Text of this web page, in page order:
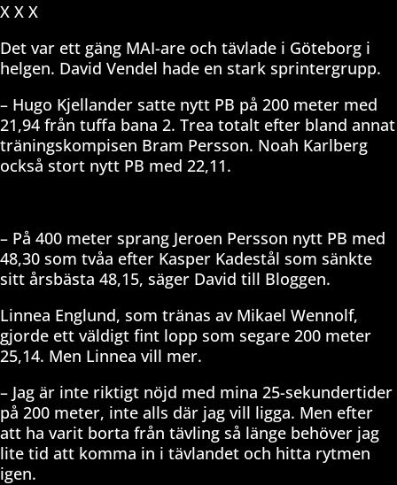
X X X
Det var ett gäng MAI-are och tävlade i Göteborg i
helgen. David Vendel hade en stark sprintergrupp.
– Hugo Kjellander satte nytt PB på 200 meter med
21,94 från tuffa bana 2. Trea totalt efter bland annat
träningskompisen Bram Persson. Noah Karlberg
också stort nytt PB med 22,11.
– På 400 meter sprang Jeroen Persson nytt PB med
48,30 som tvåa efter Kasper Kadestål som sänkte
sitt årsbästa 48,15, säger David till Bloggen.
Linnea Englund, som tränas av Mikael Wennolf,
gjorde ett väldigt fint lopp som segare 200 meter
25,14. Men Linnea vill mer.
– Jag är inte riktigt nöjd med mina 25-sekundertider
på 200 meter, inte alls där jag vill ligga. Men efter
att ha varit borta från tävling så länge behöver jag
lite tid att komma in i tävlandet och hitta rytmen
igen.